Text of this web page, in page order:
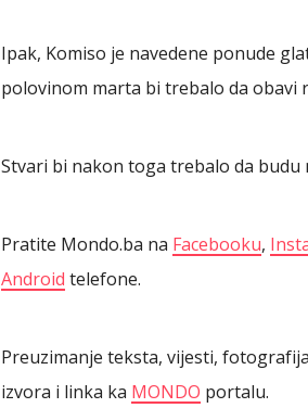
Ipak, Komiso je navedene ponude
polovinom marta bi trebalo da obavi
Stvari bi nakon toga trebalo da budu
Pratite Mondo.ba na Facebooku,
Android telefone.
Preuzimanje teksta, vijesti,
izvora i linka ka MONDO portalu.